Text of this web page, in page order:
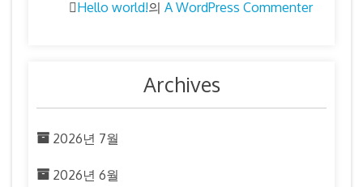
Hello world!의 A WordPress Commenter
Archives
2026년 7월
2026년 6월